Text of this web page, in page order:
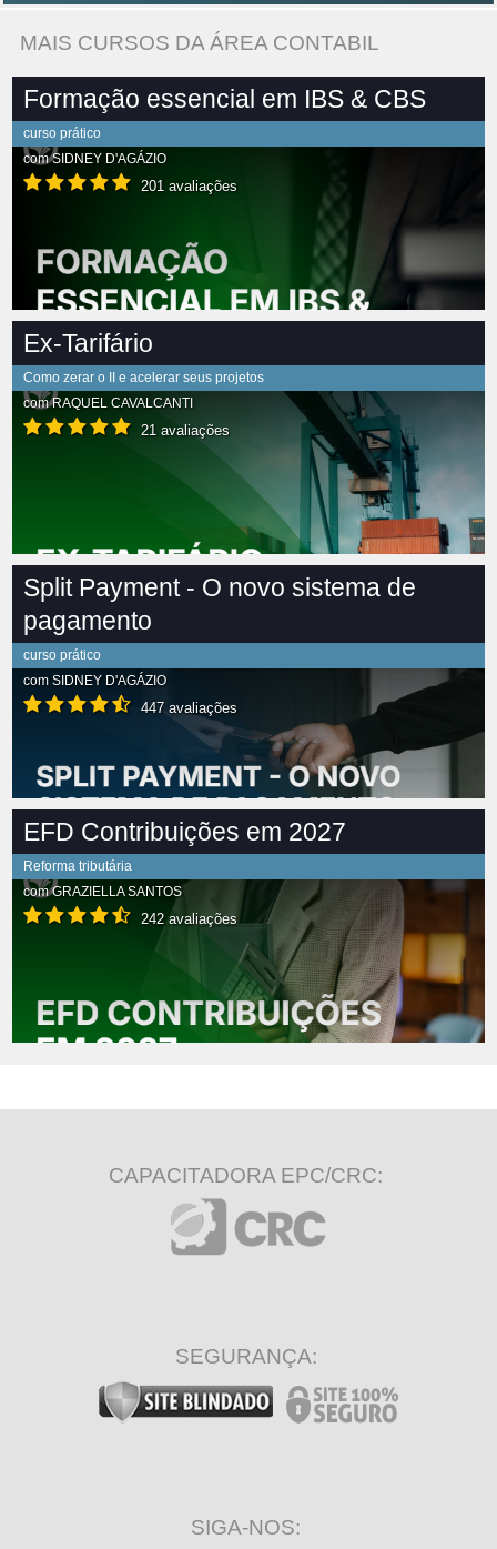
MAIS CURSOS DA ÁREA CONTABIL
Formação essencial em IBS & CBS
curso prático
comSIDNEY D'AGÁZIO
201 avaliações
Ex-Tarifário
Como zerar o II e acelerar seus projetos
comRAQUEL CAVALCANTI
21 avaliações
Split Payment - O novo sistema de
pagamento
curso prático
com SIDNEY D'AGÁZIO
447 avaliações
EFD Contribuições em 2027
Reforma tributária
comGRAZIELLA SANTOS
242 avaliações
CAPACITADORA EPC/CRC:
SEGURANÇA:
SIGA-NOS: